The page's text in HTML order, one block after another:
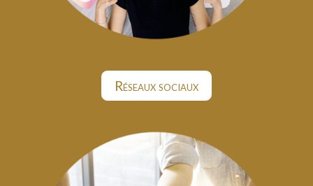
Réseaux sociaux